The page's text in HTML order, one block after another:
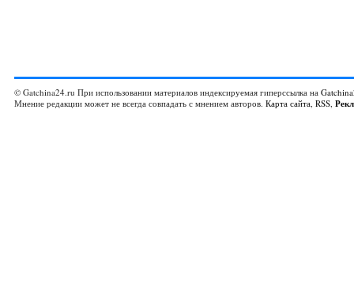
© Gatchina24.ru При использовании материалов индексируемая гиперссылка на
Мнение редакции может не всегда совпадать с мнением авторов. Карта сайта, RSS,